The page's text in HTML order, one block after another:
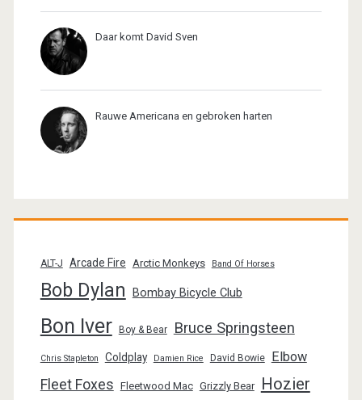
Daar komt David Sven
Rauwe Americana en gebroken harten
ALT-J Arcade Fire Arctic Monkeys Band Of Horses
Bob Dylan Bombay Bicycle Club
Bon Iver Boy & Bear Bruce Springsteen
Chris Stapleton Coldplay Damien Rice David Bowie Elbow
Fleet Foxes Fleetwood Mac Grizzly Bear Hozier